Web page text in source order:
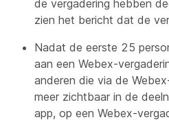
de vergadering hebben
zien het bericht dat de
Nadat de eerste 25
aan een Webex-
anderen die via de
meer zichtbaar in de
app, op een Webex-